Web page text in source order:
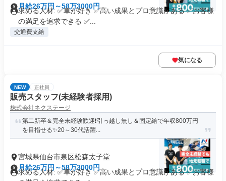
月給26万円～58万3000円
求める人材: ✅車が好き ✅高い成果とプロ意識がある ✅お客様
の満足を追求できる ✅...
交通費支給
気になる
NEW 正社員
販売スタッフ(未経験者採用)
株式会社ネクステージ
第二新卒＆完全未経験歓迎❗引っ越し無し＆固定給で年収800万円
を目指せる✨20～30代活躍...
宮城県仙台市泉区松森太子堂
月給26万円～58万3000円
求める人材: ✅車が好き ✅高い成果とプロ意識がある ✅お客様